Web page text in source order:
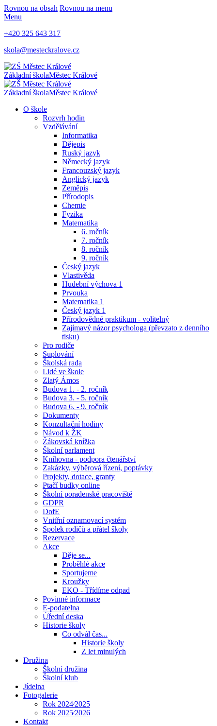
Rovnou na obsah Rovnou na menu
Menu
+420 325 643 317
skola@mesteckralove.cz
Základní školaMěstec Králové
Základní školaMěstec Králové
O škole
Rozvrh hodin
Vzdělávání
Informatika
Dějepis
Ruský jazyk
Německý jazyk
Francouzský jazyk
Anglický jazyk
Zeměpis
Přírodopis
Chemie
Fyzika
Matematika
6. ročník
7. ročník
8. ročník
9. ročník
Český jazyk
Vlastivěda
Hudební výchova 1
Prvouka
Matematika 1
Český jazyk 1
Přírodovědné praktikum - volitelný
Zajímavý názor psychologa (převzato z denního
tisku)
Pro rodiče
Suplování
Školská rada
Lidé ve škole
Zlatý Ámos
Budova 1. - 2. ročník
Budova 3. - 5. ročník
Budova 6. - 9. ročník
Dokumenty
Konzultační hodiny
Návod k ŽK
Žákovská knížka
Školní parlament
Knihovna - podpora čtenářství
Zakázky, výběrová řízení, poptávky
Projekty, dotace, granty
Ptačí budky online
Školní poradenské pracoviště
GDPR
DofE
Vnitřní oznamovací systém
Spolek rodičů a přátel školy
Rezervace
Akce
Děje se...
Proběhlé akce
Sportujeme
Kroužky
EKO - Třídíme odpad
Povinné informace
E-podatelna
Úřední deska
Historie školy
Co odvál čas...
Historie školy
Z let minulých
Družina
Školní družina
Školní klub
Jídelna
Fotogalerie
Rok 2024⁄2025
Rok 2025⁄2026
Kontakt